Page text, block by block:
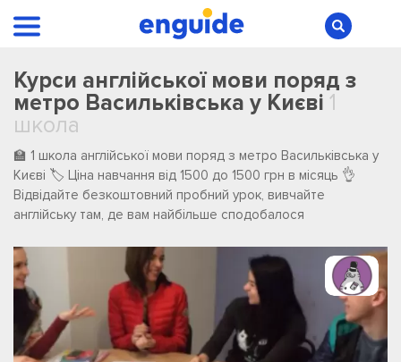
Курси англійської мови поряд з
метро Васильківська у Києві 1
школа
🏫 1 школа англійської мови поряд з метро Васильківська у
Києві 🏷️ Ціна навчання від 1500 до 1500 грн в місяць 👌
Відвідайте безкоштовний пробний урок, вивчайте
англійську там, де вам найбільше сподобалося